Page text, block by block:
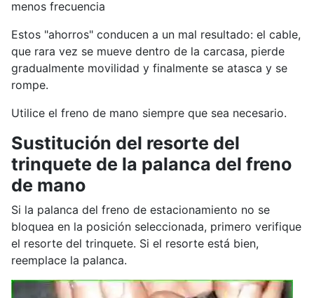
menos frecuencia
Estos "ahorros" conducen a un mal resultado: el cable,
que rara vez se mueve dentro de la carcasa, pierde
gradualmente movilidad y finalmente se atasca y se
rompe.
Utilice el freno de mano siempre que sea necesario.
Sustitución del resorte del
trinquete de la palanca del freno
de mano
Si la palanca del freno de estacionamiento no se
bloquea en la posición seleccionada, primero verifique
el resorte del trinquete. Si el resorte está bien,
reemplace la palanca.